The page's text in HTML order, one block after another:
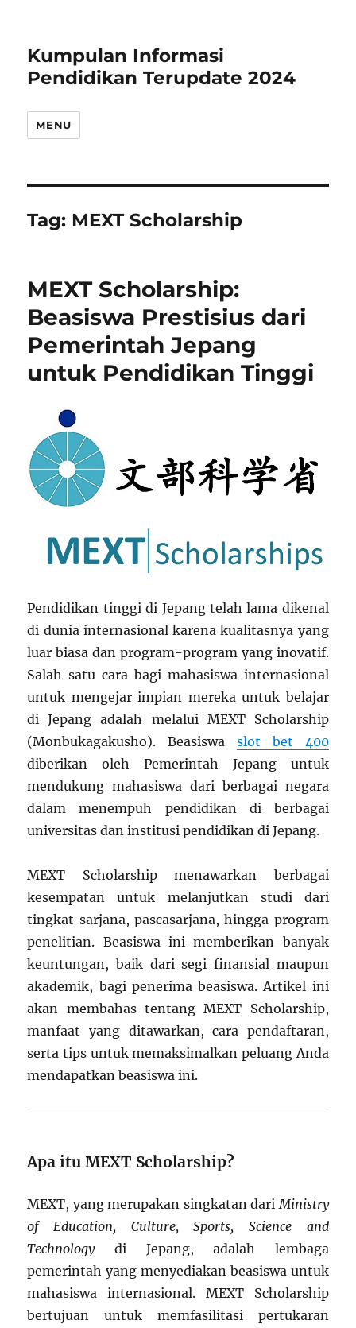
Kumpulan Informasi
Pendidikan Terupdate 2024
MENU
Tag: MEXT Scholarship
MEXT Scholarship:
Beasiswa Prestisius dari
Pemerintah Jepang
untuk Pendidikan Tinggi
Pendidikan tinggi di Jepang telah lama dikenal
di dunia internasional karena kualitasnya yang
luar biasa dan program-program yang inovatif.
Salah satu cara bagi mahasiswa internasional
untuk mengejar impian mereka untuk belajar
di Jepang adalah melalui MEXT Scholarship
(Monbukagakusho). Beasiswa slot bet 400
diberikan oleh Pemerintah Jepang untuk
mendukung mahasiswa dari berbagai negara
dalam menempuh pendidikan di berbagai
universitas dan institusi pendidikan di Jepang.
MEXT Scholarship menawarkan berbagai
kesempatan untuk melanjutkan studi dari
tingkat sarjana, pascasarjana, hingga program
penelitian. Beasiswa ini memberikan banyak
keuntungan, baik dari segi finansial maupun
akademik, bagi penerima beasiswa. Artikel ini
akan membahas tentang MEXT Scholarship,
manfaat yang ditawarkan, cara pendaftaran,
serta tips untuk memaksimalkan peluang Anda
mendapatkan beasiswa ini.
Apa itu MEXT Scholarship?
MEXT, yang merupakan singkatan dari Ministry
of Education, Culture, Sports, Science and
Technologydi Jepang, adalah lembaga
pemerintah yang menyediakan beasiswa untuk
mahasiswa internasional. MEXT Scholarship
bertujuan untuk memfasilitasi pertukaran